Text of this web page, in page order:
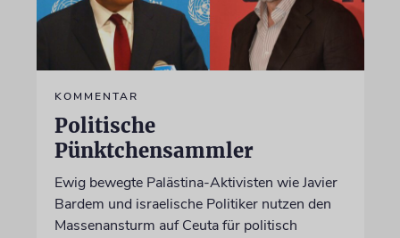
KOMMENTAR
Politische
Pünktchensammler
Ewig bewegte Palästina-Aktivisten wie Javier
Bardem und israelische Politiker nutzen den
Massenansturm auf Ceuta für politisch